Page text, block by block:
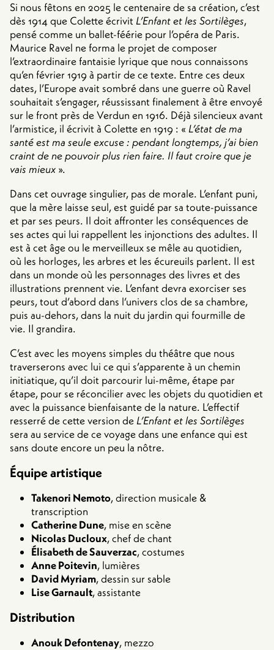
Si nous fêtons en 2025 le centenaire de sa création, c’est
dès 1914 que Colette écrivit L’Enfant et les Sortilèges,
pensé comme un ballet-féérie pour l’opéra de Paris.
Maurice Ravel ne forma le projet de composer
l’extraordinaire fantaisie lyrique que nous connaissons
qu’en février 1919 à partir de ce texte. Entre ces deux
dates, l’Europe avait sombré dans une guerre où Ravel
souhaitait s’engager, réussissant finalement à être envoyé
sur le front près de Verdun en 1916. Déjà silencieux avant
l’armistice, il écrivit à Colette en 1919 : « L’état de ma
santé est ma seule excuse : pendant longtemps, j’ai bien
craint de ne pouvoir plus rien faire. Il faut croire que je
vais mieux ».
Dans cet ouvrage singulier, pas de morale. L’enfant puni,
que la mère laisse seul, est guidé par sa toute-puissance
et par ses peurs. Il doit affronter les conséquences de
ses actes qui lui rappellent les injonctions des adultes. Il
est à cet âge ou le merveilleux se mêle au quotidien,
où les horloges, les arbres et les écureuils parlent. Il est
dans un monde où les personnages des livres et des
illustrations prennent vie. L’enfant devra exorciser ses
peurs, tout d’abord dans l’univers clos de sa chambre,
puis au-dehors, dans la nuit du jardin qui fourmille de
vie. Il grandira.
C’est avec les moyens simples du théâtre que nous
traverserons avec lui ce qui s’apparente à un chemin
initiatique, qu’il doit parcourir lui-même, étape par
étape, pour se réconcilier avec les objets du quotidien et
avec la puissance bienfaisante de la nature. L’effectif
resserré de cette version deL’Enfant et les Sortilèges
sera au service de ce voyage dans une enfance qui est
sans doute encore un peu la nôtre.
Équipe artistique
Takenori Nemoto, direction musicale &
transcription
Catherine Dune, mise en scène
Nicolas Ducloux, chef de chant
Élisabeth de Sauverzac, costumes
Anne Poitevin, lumières
David Myriam, dessin sur sable
Lise Garnault, assistante
Distribution
Anouk Defontenay, mezzo